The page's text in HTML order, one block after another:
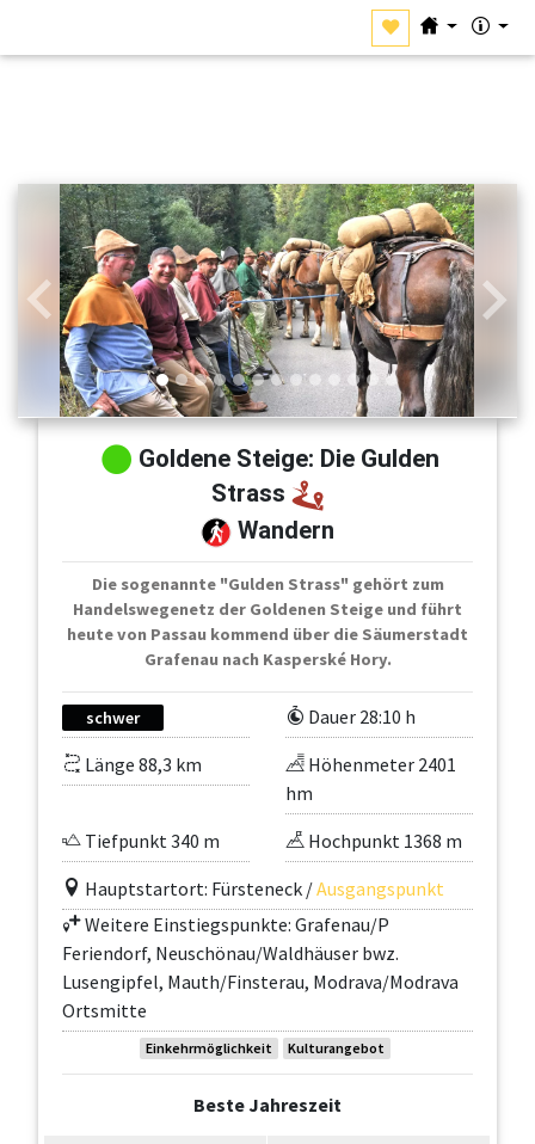
Zurück
Goldene Steige: Die Gulden
Strass
Wandern
Die sogenannte "Gulden Strass" gehört zum
Handelswegenetz der Goldenen Steige und führt
heute von Passau kommend über die Säumerstadt
Grafenau nach Kasperské Hory.
schwer
Dauer 28:10 h
Länge 88,3 km
Höhenmeter 2401
hm
Tiefpunkt 340 m
Hochpunkt 1368 m
Hauptstartort: Fürsteneck /Ausgangspunkt
Weitere Einstiegspunkte: Grafenau/P
Feriendorf, Neuschönau/Waldhäuser bwz.
Lusengipfel, Mauth/Finsterau, Modrava/Modrava
Ortsmitte
Einkehrmöglichkeit Kulturangebot
Beste Jahreszeit